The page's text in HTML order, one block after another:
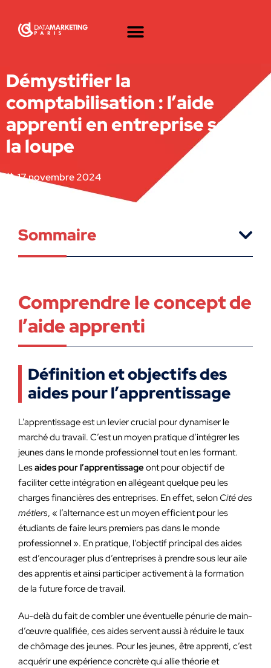
Démystifier la
comptabilisation : l’aide
apprenti en entreprise sous
la loupe
17 novembre 2024
Sommaire
Comprendre le concept de
l’aide apprenti
Définition et objectifs des
aides pour l’apprentissage
L’apprentissage est un levier crucial pour dynamiser le
marché du travail. C’est un moyen pratique d’intégrer les
jeunes dans le monde professionnel tout en les formant.
Lesaides pour l’apprentissageont pour objectif de
faciliter cette intégration en allégeant quelque peu les
charges financières des entreprises. En effet, selon Cité des
métiers, « l’alternance est un moyen efficient pour les
étudiants de faire leurs premiers pas dans le monde
professionnel ». En pratique, l’objectif principal des aides
est d’encourager plus d’entreprises à prendre sous leur aile
des apprentis et ainsi participer activement à la formation
de la future force de travail.
Au-delà du fait de combler une éventuelle pénurie de main-
d’œuvre qualifiée, ces aides servent aussi à réduire le taux
de chômage des jeunes. Pour les jeunes, être apprenti, c’est
acquérir une expérience concrète qui allie théorie et